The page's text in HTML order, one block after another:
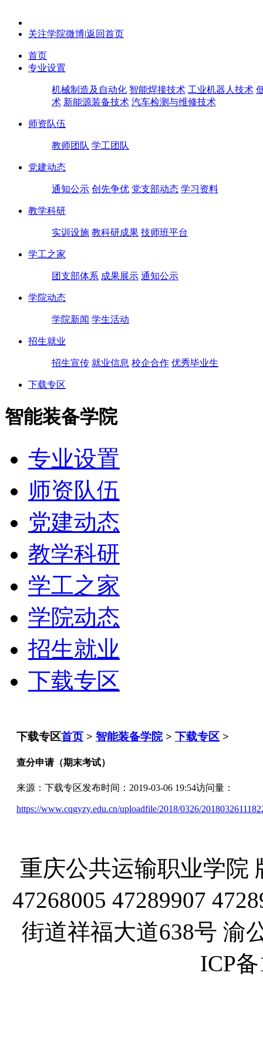
关注学院微博|返回首页
首页
专业设置
机械制造及自动化 智能焊接技术 工业机器人技术
术 新能源装备技术 汽车检测与维修技术
师资队伍
教师团队 学工团队
党建动态
通知公示 创先争优 党支部动态 学习资料
教学科研
实训设施 教科研成果 技师班平台
学工之家
团支部体系 成果展示 通知公示
学院动态
学院新闻 学生活动
招生就业
招生宣传 就业信息 校企合作 优秀毕业生
下载专区
智能装备学院
专业设置
师资队伍
党建动态
教学科研
学工之家
学院动态
招生就业
下载专区
下载专区首页 > 智能装备学院> 下载专区 >
查分申请（期末考试）
来源：下载专区发布时间：2019-03-06 19:54访问量：
https://www.cqgyzy.edu.cn/uploadfile/2018/0326/
重庆公共运输职业学院
47268005 47289907
街道祥福大道638号 渝
ICP